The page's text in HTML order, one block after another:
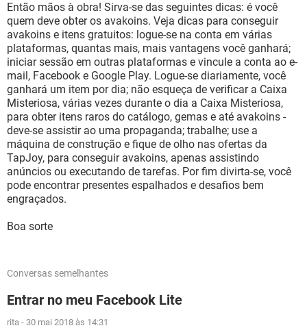
Então mãos à obra! Sirva-se das seguintes dicas: é você
quem deve obter os avakoins. Veja dicas para conseguir
avakoins e itens gratuitos: logue-se na conta em várias
plataformas, quantas mais, mais vantagens você ganhará;
iniciar sessão em outras plataformas e vincule a conta ao e-
mail, Facebook e Google Play. Logue-se diariamente, você
ganhará um item por dia; não esqueça de verificar a Caixa
Misteriosa, várias vezes durante o dia a Caixa Misteriosa,
para obter itens raros do catálogo, gemas e até avakoins -
deve-se assistir ao uma propaganda; trabalhe; use a
máquina de construção e fique de olho nas ofertas da
TapJoy, para conseguir avakoins, apenas assistindo
anúncios ou executando de tarefas. Por fim divirta-se, você
pode encontrar presentes espalhados e desafios bem
engraçados.
Boa sorte
Conversas semelhantes
Entrar no meu Facebook Lite
rita - 30 mai 2018 às 14:31